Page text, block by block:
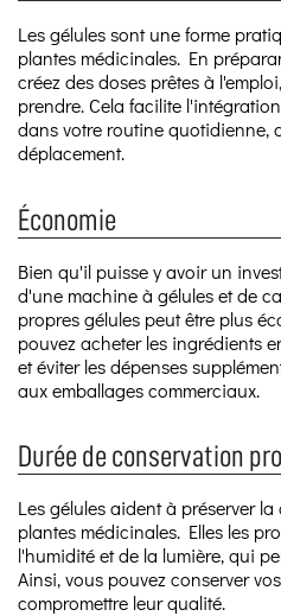
Les gélules sont une forme
plantes médicinales. En
créez des doses prêtes à
prendre. Cela facilite
dans votre routine quotidienne,
déplacement.
Économie
Bien qu'il puisse y avoir un
d'une machine à gélules et de
propres gélules peut être plus
pouvez acheter les ingrédients
et éviter les dépenses
aux emballages commerciaux.
Durée de conservation
Les gélules aident à préserver
plantes médicinales. Elles les
l'humidité et de la lumière, qui
Ainsi, vous pouvez conserver
compromettre leur qualité.